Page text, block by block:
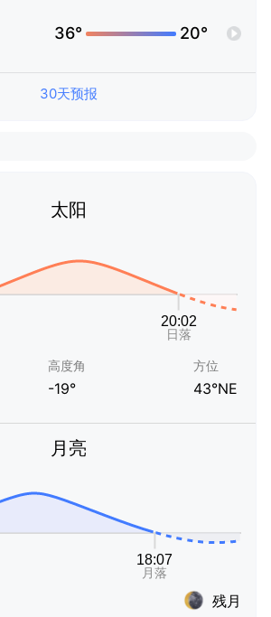
36° 20°
30天预报
太阳
高度角
-19°
方位
43°NE
月亮
残月